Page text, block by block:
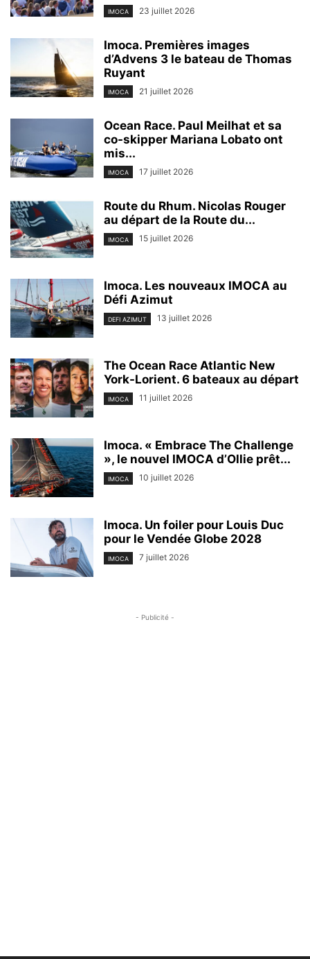
IMOCA 23 juillet 2026
Imoca. Premières images
d’Advens 3 le bateau de Thomas
Ruyant
IMOCA 21 juillet 2026
Ocean Race. Paul Meilhat et sa
co-skipper Mariana Lobato ont
mis...
IMOCA 17 juillet 2026
Route du Rhum. Nicolas Rouger
au départ de la Route du...
IMOCA 15 juillet 2026
Imoca. Les nouveaux IMOCA au
Défi Azimut
DEFI AZIMUT 13 juillet 2026
The Ocean Race Atlantic New
York-Lorient. 6 bateaux au départ
IMOCA 11 juillet 2026
Imoca. « Embrace The Challenge
», le nouvel IMOCA d’Ollie prêt...
IMOCA 10 juillet 2026
Imoca. Un foiler pour Louis Duc
pour le Vendée Globe 2028
IMOCA 7 juillet 2026
- Publicité -